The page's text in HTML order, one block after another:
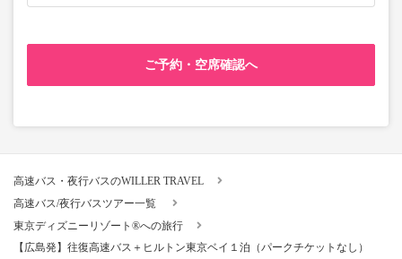
ご予約・空席確認へ
高速バス・夜行バスのWILLER TRAVEL
高速バス/夜行バスツアー一覧
東京ディズニーリゾート®への旅行
【広島発】往復高速バス＋ヒルトン東京ベイ１泊（パークチケットなし）